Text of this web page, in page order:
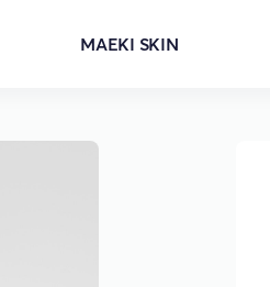
MAEKI SKIN